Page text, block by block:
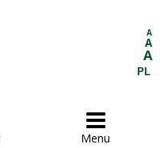
A
A
A
PL

Menu